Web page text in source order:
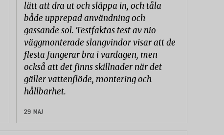
lätt att dra ut och släppa in, och tåla
både upprepad användning och
gassande sol. Testfaktas test av nio
väggmonterade slangvindor visar att de
flesta fungerar bra i vardagen, men
också att det finns skillnader när det
gäller vattenflöde, montering och
hållbarhet.
29 MAJ